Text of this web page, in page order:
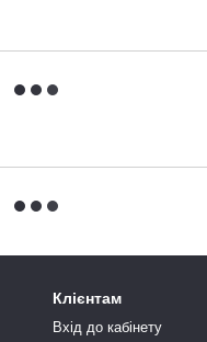
Клієнтам
Вхід до кабінету